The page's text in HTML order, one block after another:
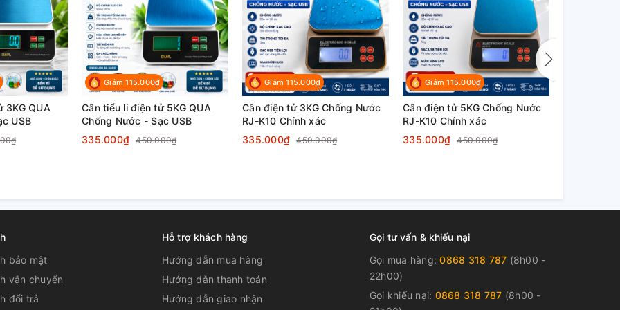
độ chính xác, độ bền cao
3KG QUA
USB
Giảm 115.000₫
Cân tiểu li điện tử 5KG QUA
Chống Nước - Sạc USB
335.000₫
450.000₫
Giảm 115.000₫
Cân điện tử 3KG Chống Nước
RJ-K10 Chính xác
335.000₫
450.000₫
Giảm 115.000₫
Cân điện tử 5KG Chống Nước
RJ-K10 Chính xác
335.000₫
450.000₫
bảo mật
vận chuyển
đổi trả
Hỗ trợ khách hàng
Hướng dẫn mua hàng
Hướng dẫn thanh toán
Hướng dẫn giao nhận
Gọi tư vấn & khiếu nại
Gọi mua hàng:0868 318 787 (8h00 -
22h00)
Gọi khiếu nại: 0868 318 787 (8h00 -